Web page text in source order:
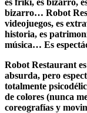
es friki, es bizarro,
bizarro… Robot
videojuegos, es
historia, es
música… Es
Robot Restaurant
absurda, pero
totalmente
de colores (nunca
coreografías y